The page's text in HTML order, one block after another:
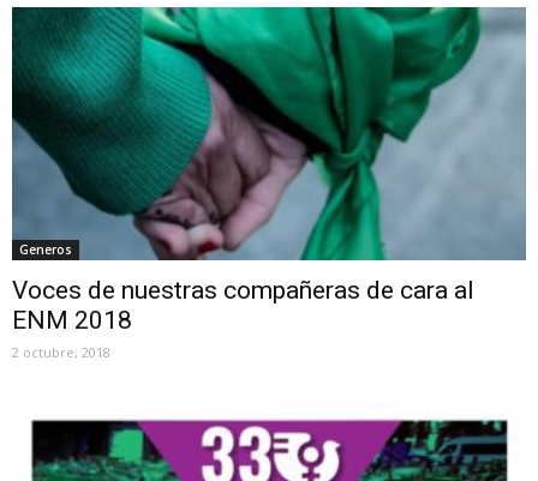
Generos
Voces de nuestras compañeras de cara al
ENM 2018
2 octubre, 2018